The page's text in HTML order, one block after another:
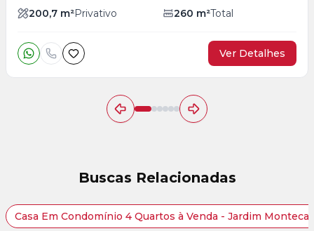
200,7 m²Privativo 260 m²Total
Ver Detalhes
Buscas Relacionadas
Casa Em Condomínio 4 Quartos à Venda - Jardim